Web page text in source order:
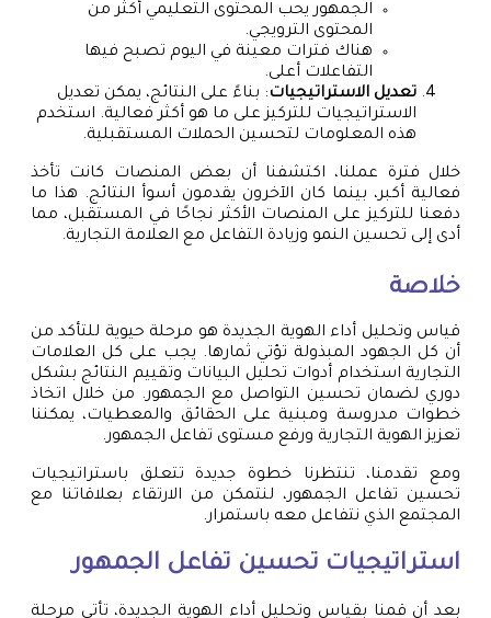
الجمهور يحب المحتوى التعليمي أكثر من
المحتوى الترويجي.
هناك فترات معينة في اليوم تصبح فيها
التفاعلات أعلى.
تعديل الاستراتيجيات: بناءً على النتائج، يمكن تعديل
الاستراتيجيات للتركيز على ما هو أكثر فعالية. استخدم
هذه المعلومات لتحسين الحملات المستقبلية.
خلال فترة عملنا، اكتشفنا أن بعض المنصات كانت تأخذ
فعالية أكبر، بينما كان الآخرون يقدمون أسوأ النتائج. هذا ما
دفعنا للتركيز على المنصات الأكثر نجاحًا في المستقبل، مما
أدى إلى تحسين النمو وزيادة التفاعل مع العلامة التجارية.
خلاصة
قياس وتحليل أداء الهوية الجديدة هو مرحلة حيوية للتأكد من
أن كل الجهود المبذولة تؤتي ثمارها. يجب على كل العلامات
التجارية استخدام أدوات تحليل البيانات وتقييم النتائج بشكل
دوري لضمان تحسين التواصل مع الجمهور. من خلال اتخاذ
خطوات مدروسة ومبنية على الحقائق والمعطيات، يمكننا
تعزيز الهوية التجارية ورفع مستوى تفاعل الجمهور.
ومع تقدمنا، تنتظرنا خطوة جديدة تتعلق باستراتيجيات
تحسين تفاعل الجمهور، لنتمكن من الارتقاء بعلاقاتنا مع
المجتمع الذي نتفاعل معه باستمرار.
استراتيجيات تحسين تفاعل الجمهور
بعد أن قمنا بقياس وتحليل أداء الهوية الجديدة، تأتي مرحلة